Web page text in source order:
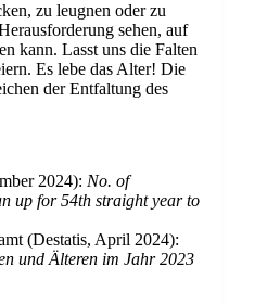
zu leugnen oder zu
sehen, auf
kann. Lasst uns die Falten
Es lebe das Alter! Die
der Entfaltung des
2024): No. of
up for 54th straight year to
(Destatis, April 2024):
und Älteren im Jahr 2023